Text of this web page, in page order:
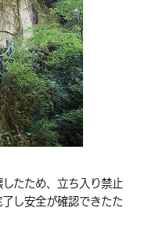
イベント・祭り
広聴
たため、立ち入り禁止
し安全が確認できたた